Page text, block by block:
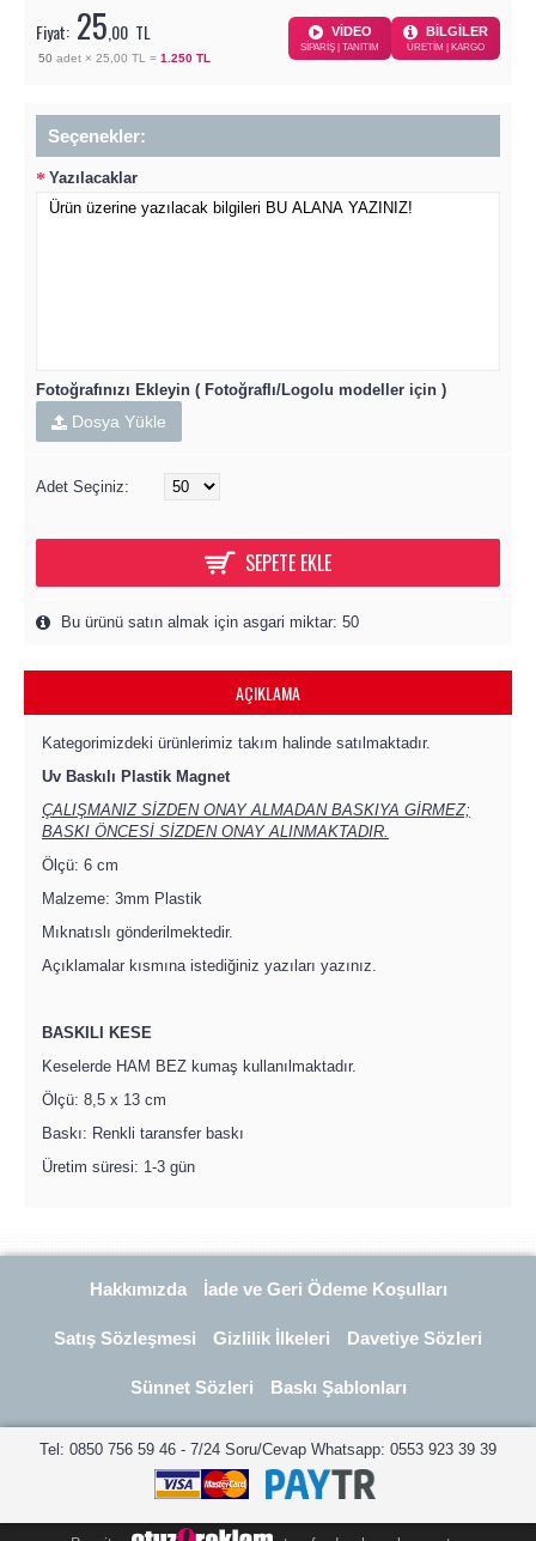
Fiyat: 25 ,00 TL
50 adet × 25,00 TL = 1.250 TL
VİDEO
SİPARİŞ | TANITIM
BİLGİLER
ÜRETİM | KARGO
Seçenekler:
Yazılacaklar
Fotoğrafınızı Ekleyin ( Fotoğraflı/Logolu modeller için )
Dosya Yükle
Adet Seçiniz:
SEPETE EKLE
Bu ürünü satın almak için asgari miktar: 50
AÇIKLAMA
Kategorimizdeki ürünlerimiz takım halinde satılmaktadır.
Uv Baskılı Plastik Magnet
ÇALIŞMANIZ SİZDEN ONAY ALMADAN BASKIYA GİRMEZ;
BASKI ÖNCESİ SİZDEN ONAY ALINMAKTADIR.
Ölçü: 6 cm
Malzeme: 3mm Plastik
Mıknatıslı gönderilmektedir.
Açıklamalar kısmına istediğiniz yazıları yazınız.
BASKILI KESE
Keselerde HAM BEZ kumaş kullanılmaktadır.
Ölçü: 8,5 x 13 cm
Baskı: Renkli taransfer baskı
Üretim süresi: 1-3 gün
Hakkımızda İade ve Geri Ödeme Koşulları
Satış Sözleşmesi Gizlilik İlkeleri Davetiye Sözleri
Sünnet Sözleri Baskı Şablonları
Tel: 0850 756 59 46 - 7/24 Soru/Cevap Whatsapp: 0553 923 39 39